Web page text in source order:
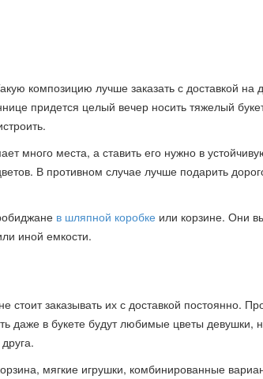
композицию лучше заказать с доставкой на
придется целый вечер носить тяжелый
много места, а ставить его нужно в
В противном случае лучше подарить
в шляпной коробке или корзине. Они
иной емкости.
заказывать их с доставкой постоянно.
даже в букете будут любимые цветы девушки,
мягкие игрушки, комбинированные